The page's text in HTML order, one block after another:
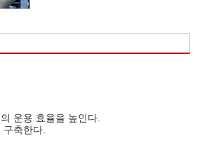
운용 효율을 높인다.
축한다.